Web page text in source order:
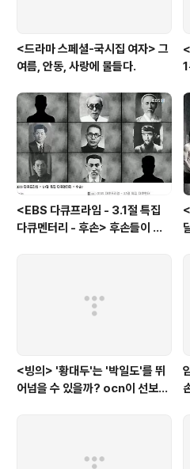
<드라마 스페셜-국시집 여자> 그
여름, 안동, 사랑에 물들다.
<EBS 다큐프라임 - 3.1절 특집
다큐멘터리 - 후손> 후손들이 말
<빙의> '황대두'는 '박일도'를 뛰
어넘을 수 있을까? ocn이 선보인